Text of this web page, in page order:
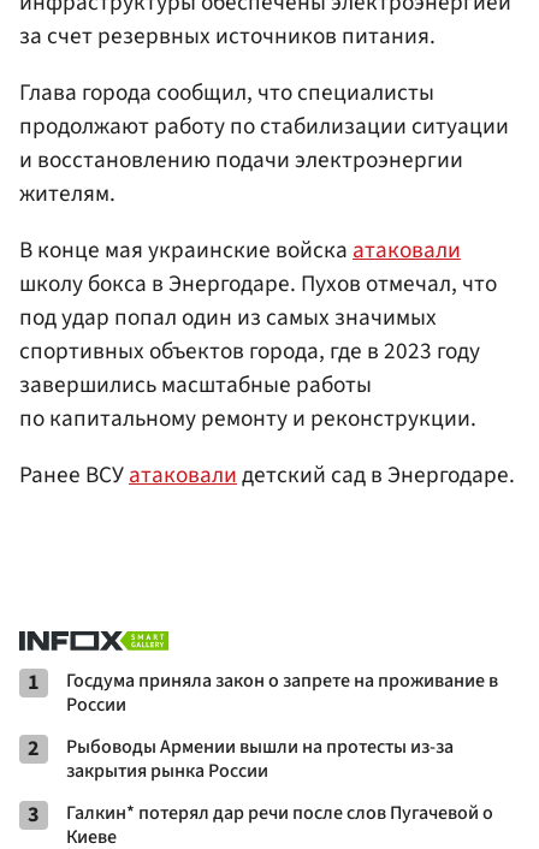
за счет резервных источников питания.
Глава города сообщил, что специалисты
продолжают работу по стабилизации ситуации
и восстановлению подачи электроэнергии
жителям.
В конце мая украинские войскаатаковали
школу бокса в Энергодаре. Пухов отмечал, что
под удар попал один из самых значимых
спортивных объектов города, где в 2023 году
завершились масштабные работы
по капитальному ремонту и реконструкции.
Ранее ВСУатаковалидетский сад в Энергодаре.
1
Госдума приняла закон о запрете на проживание в
России
2
Рыбоводы Армении вышли на протесты из-за
закрытия рынка России
3
Галкин* потерял дар речи после слов Пугачевой о
Киеве